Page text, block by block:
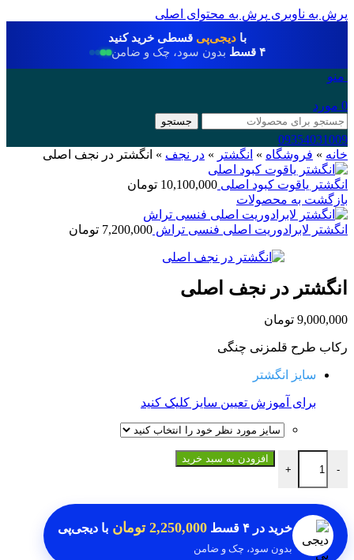
پرش به ناوبری پرش به محتوای اصلی
بادیجی‌پی قسطی خرید کنید
۴ قسط
بدون سود، چک و ضامن
منو
0 مورد
جستجو
09354031009
خانه » فروشگاه » انگشتر » در نجف » انگشتر در نجف اصلی
انگشتر یاقوت کبود اصلی 10,100,000 تومان
بازگشت به محصولات
انگشتر لابرادوریت اصلی فنسی تراش 7,200,000 تومان
انگشتر در نجف اصلی
9,000,000 تومان
رکاب طرح قلمزنی چنگی
سایز انگشتر
برای آموزش تعیین سایز کلیک کنید
-
انگشتر در نجف اصلی عدد
+
افزودن به سبد خرید
خرید در ۴ قسط 2,250,000 تومان با دیجی‌پی
بدون سود، چک و ضامن